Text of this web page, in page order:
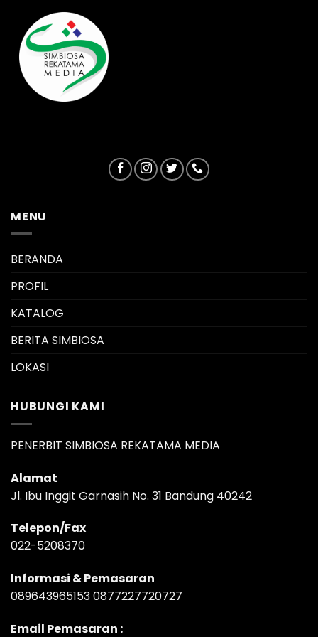
MENU
BERANDA
PROFIL
KATALOG
BERITA SIMBIOSA
LOKASI
HUBUNGI KAMI
PENERBIT SIMBIOSA REKATAMA MEDIA
Alamat
Jl. Ibu Inggit Garnasih No. 31 Bandung 40242
Telepon/Fax
022-5208370
Informasi & Pemasaran
089643965153 0877227720727
Email Pemasaran :